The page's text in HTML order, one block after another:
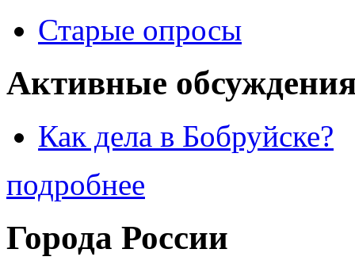
Старые опросы
Активные
Как дела в Бобруйске?
подробнее
Города России